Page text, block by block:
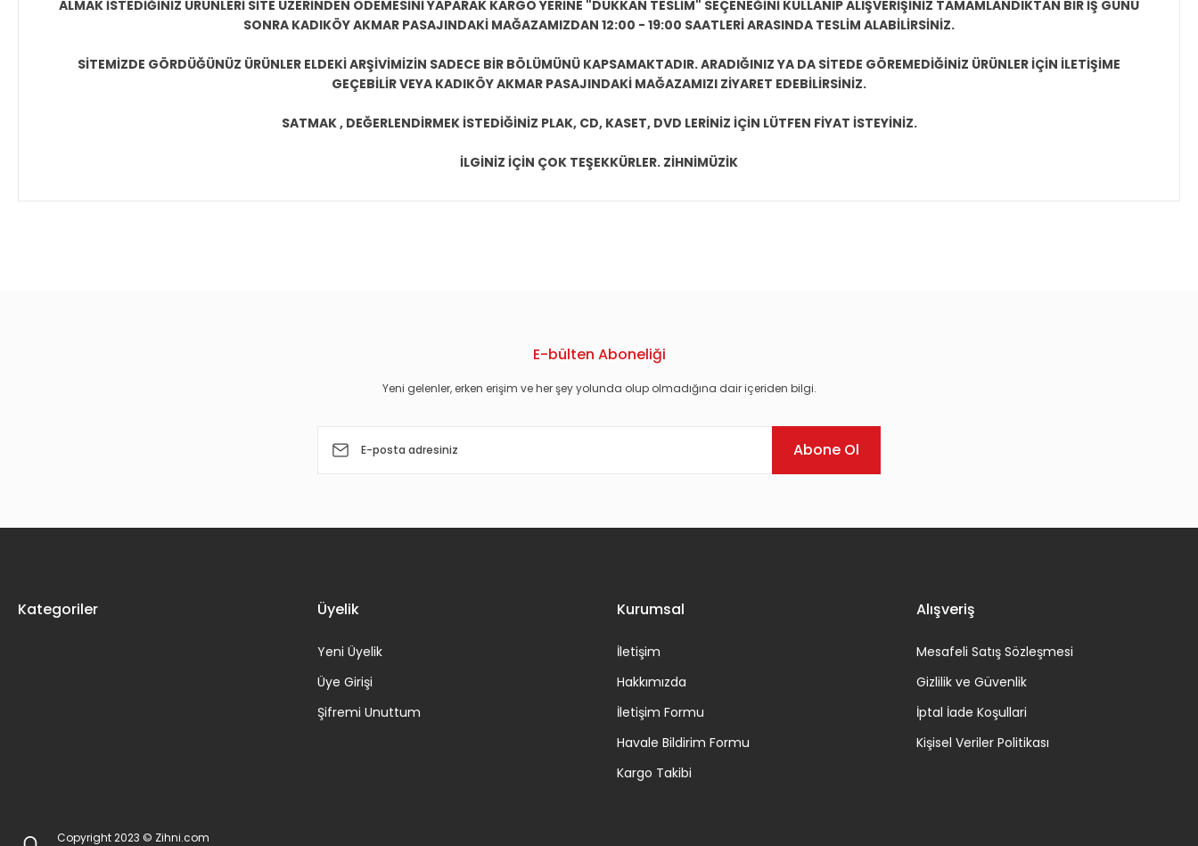
ALMAK İSTEDİĞİNİZ ÜRÜNLERİ SİTE ÜZERİNDEN ÖDEMESİNİ YAPARAK KARGO YERİNE "DÜKKAN TESLİM" SEÇENEĞİNİ KULLANIP ALIŞVERİŞİNİZ TAMAMLANDIKTAN BİR İŞ GÜNÜ
SONRA KADIKÖY AKMAR PASAJINDAKİ MAĞAZAMIZDAN 12:00 - 19:00 SAATLERİ ARASINDA TESLİM ALABİLİRSİNİZ.
SİTEMİZDE GÖRDÜĞÜNÜZ ÜRÜNLER ELDEKİ ARŞİVİMİZİN SADECE BİR BÖLÜMÜNÜ KAPSAMAKTADIR. ARADIĞINIZ YA DA SİTEDE GÖREMEDİĞİNİZ ÜRÜNLER İÇİN İLETİŞİME
GEÇEBİLİR VEYA KADIKÖY AKMAR PASAJINDAKİ MAĞAZAMIZI ZİYARET EDEBİLİRSİNİZ.
SATMAK , DEĞERLENDİRMEK İSTEDİĞİNİZ PLAK, CD, KASET, DVD LERİNİZ İÇİN LÜTFEN FİYAT İSTEYİNİZ.
İLGİNİZ İÇİN ÇOK TEŞEKKÜRLER. ZİHNİMÜZİK
E-bülten Aboneliği
Yeni gelenler, erken erişim ve her şey yolunda olup olmadığına dair içeriden bilgi.
Abone Ol
Kategoriler Üyelik
Yeni Üyelik
Üye Girişi
Şifremi Unuttum
Kurumsal
İletişim
Hakkımızda
İletişim Formu
Havale Bildirim Formu
Kargo Takibi
Alışveriş
Mesafeli Satış Sözleşmesi
Gizlilik ve Güvenlik
İptal İade Koşullari
Kişisel Veriler Politikası
Copyright 2023 © Zihni.com